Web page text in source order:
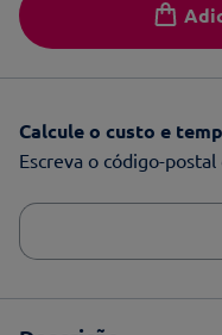
Calcule o custo e
Escreva o código-